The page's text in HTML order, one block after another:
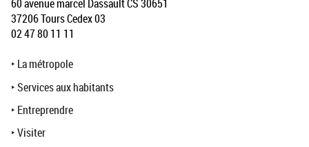
60 avenue marcel Dassault CS 30651
37206 Tours Cedex 03
02 47 80 11 11
‣ La métropole
‣Services aux habitants
‣ Entreprendre
‣Visiter